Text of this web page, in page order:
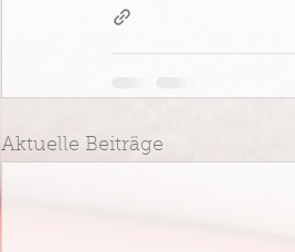
Aktuelle Beiträge